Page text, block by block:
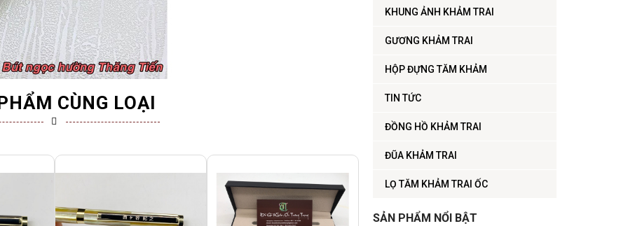
CÙNG LOẠI
KHUNG ẢNH KHẢM TRAI
GƯƠNG KHẢM TRAI
HỘP ĐỰNG TĂM KHẢM
TIN TỨC
ĐỒNG HỒ KHẢM TRAI
ĐŨA KHẢM TRAI
LỌ TĂM KHẢM TRAI ỐC
SẢN PHẨM NỔI BẬT